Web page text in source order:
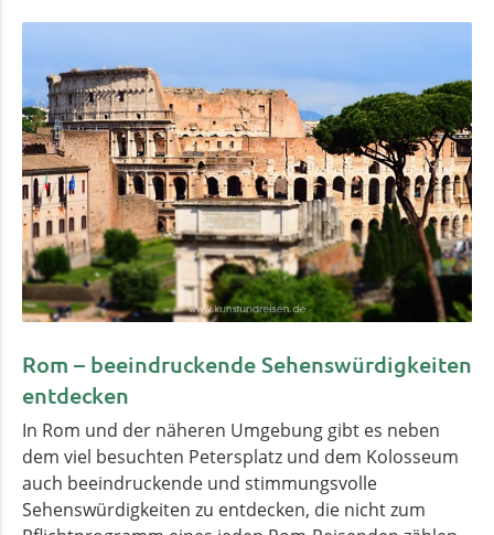
Rom – beeindruckende Sehenswürdigkeiten
entdecken
In Rom und der näheren Umgebung gibt es neben
dem viel besuchten Petersplatz und dem Kolosseum
auch beeindruckende und stimmungsvolle
Sehenswürdigkeiten zu entdecken, die nicht zum